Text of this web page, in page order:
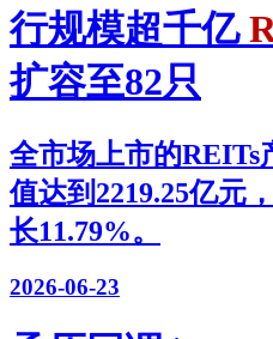
行规模超千亿
扩容至82只
全市场上市的REITs
值达到2219.25亿元
长11.79%。
2026-06-23